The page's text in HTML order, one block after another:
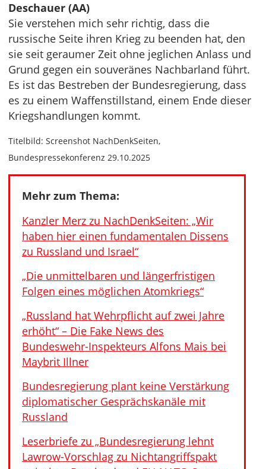
Deschauer (AA)
Sie verstehen mich sehr richtig, dass die
russische Seite ihren Krieg zu beenden hat, den
sie seit geraumer Zeit ohne jeglichen Anlass und
Grund gegen ein souveränes Nachbarland führt.
Es ist das Bestreben der Bundesregierung, dass
es zu einem Waffenstillstand, einem Ende dieser
Kriegshandlungen kommt.
Titelbild: Screenshot NachDenkSeiten,
Bundespressekonferenz 29.10.2025
Mehr zum Thema:
Kanzler Merz zu NachDenkSeiten: „Wir
haben hier einen fundamentalen Dissens
zu Russland und Israel“
„Die unmittelbaren und längerfristigen
Folgen eines möglichen Atomkriegs“
„Russland hat Wehrpflicht auf zwei Jahre
erhöht“ – Die Fake News des
Bundeswehr-Inspekteurs Alfons Mais bei
Maybrit Illner
Bundesregierung plant keine Verstärkung
diplomatischer Gesprächskanäle mit
Russland
Leserbriefe zu „Bundesregierung lehnt
Lawrow-Vorschlag zu Nichtangriffspakt